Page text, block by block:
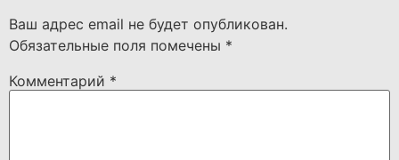
Ваш адрес email не будет опубликован.
Обязательные поля помечены *
Комментарий *